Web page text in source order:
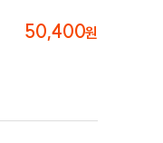
50,400원